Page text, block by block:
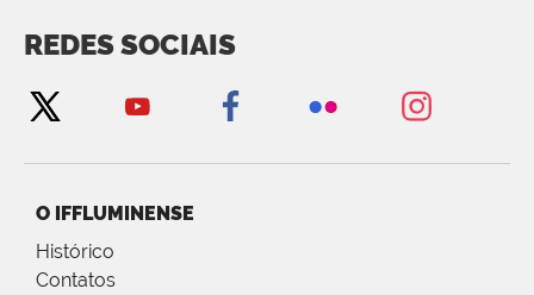
REDES SOCIAIS
O IFFLUMINENSE
Histórico
Contatos